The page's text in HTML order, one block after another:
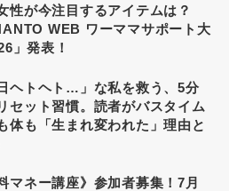
性が今注目するアイテムは？
WEB ワーママサポート大
」発表！
日ヘトヘト…」な私を救う、5分
セット習慣。読者がバスタイム
体も「生まれ変われた」理由と
マネー講座》参加者募集！7月